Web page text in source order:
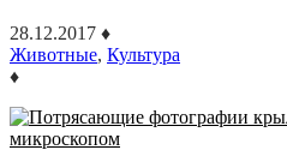
28.12.2017 ♦
Животные, Культура
♦